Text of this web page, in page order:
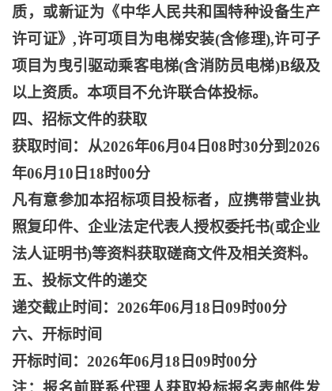
质，或新证为《中华人民共和国特种设备生产
许可证》,许可项目为电梯安装(含修理),许可子
项目为曳引驱动乘客电梯(含消防员电梯)B级及
以上资质。本项目不允许联合体投标。
四、招标文件的获取
获取时间：从2026年06月04日08时30分到2026
年06月10日18时00分
凡有意参加本招标项目投标者，应携带营业执
照复印件、企业法定代表人授权委托书(或企业
法人证明书)等资料获取磋商文件及相关资料。
五、投标文件的递交
递交截止时间： 2026年06月18日09时00分
六、开标时间
开标时间： 2026年06月18日09时00分